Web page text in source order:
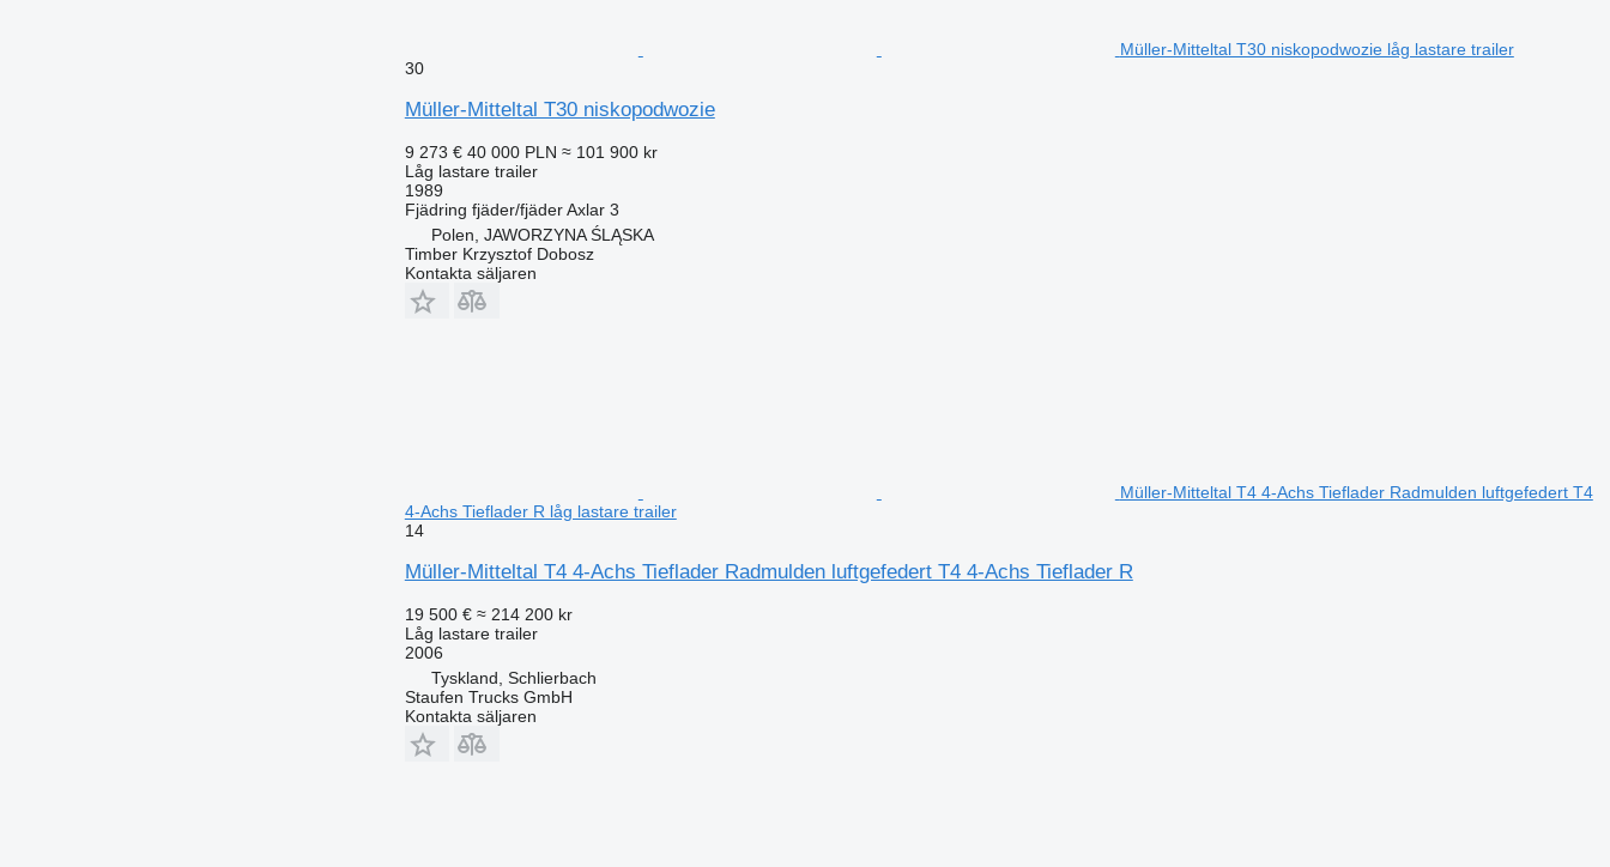
Müller-Mitteltal T30 niskopodwozie låg lastare trailer
30
Müller-Mitteltal T30 niskopodwozie
9 273 € 40 000 PLN ≈ 101 900 kr
Låg lastare trailer
1989
Fjädring fjäder/fjäder Axlar 3
Polen, JAWORZYNA ŚLĄSKA
Timber Krzysztof Dobosz
Kontakta säljaren
Müller-Mitteltal T4 4-Achs Tieflader Radmulden luftgefedert T4
4-Achs Tieflader R låg lastare trailer
14
Müller-Mitteltal T4 4-Achs Tieflader Radmulden luftgefedert T4 4-Achs Tieflader R
19 500 € ≈ 214 200 kr
Låg lastare trailer
2006
Tyskland, Schlierbach
Staufen Trucks GmbH
Kontakta säljaren